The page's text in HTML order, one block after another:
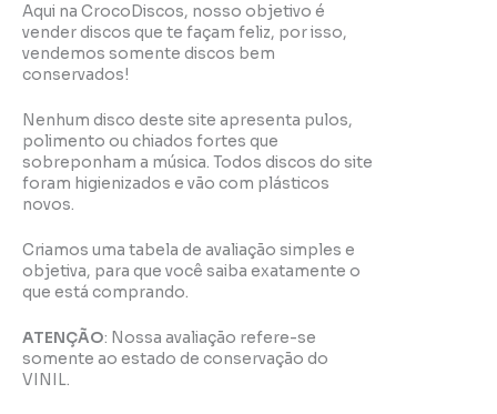
Aqui na CrocoDiscos, nosso objetivo é
vender discos que te façam feliz, por isso,
vendemos somente discos bem
conservados!
Nenhum disco deste site apresenta pulos,
polimento ou chiados fortes que
sobreponham a música. Todos discos do site
foram higienizados e vão com plásticos
novos.
Criamos uma tabela de avaliação simples e
objetiva, para que você saiba exatamente o
que está comprando.
ATENÇÃO: Nossa avaliação refere-se
somente ao estado de conservação do
VINIL.